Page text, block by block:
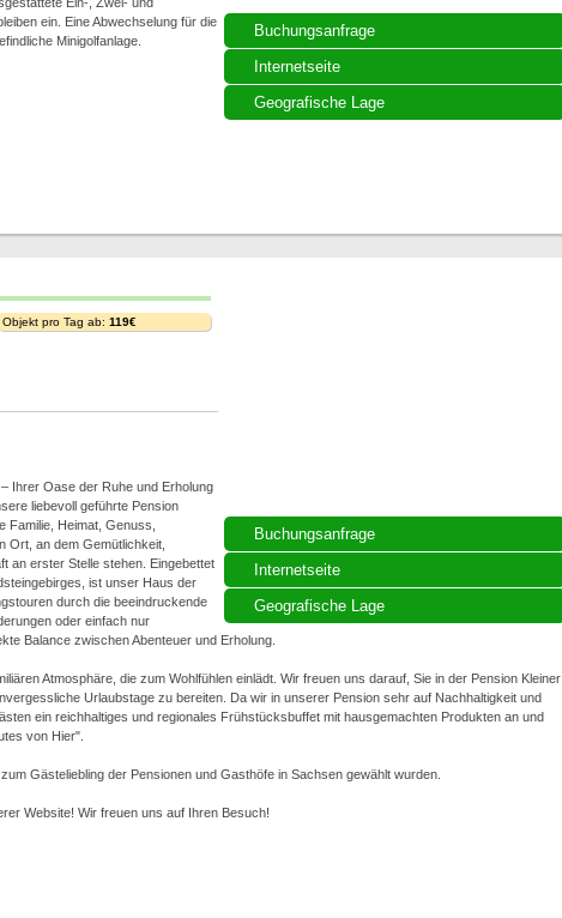
Buchungsanfrage
Internetseite
Geografische Lage
ein. Eine Abwechselung für die
Minigolfanlage.
Buchungsanfrage
Internetseite
Geografische Lage
Objekt pro Tag ab: 119€
Ihrer Oase der Ruhe und Erholung
liebevoll geführte Pension
Familie, Heimat, Genuss,
Ort, an dem Gemütlichkeit,
an erster Stelle stehen. Eingebettet
ist unser Haus der
durch die beeindruckende
oder einfach nur
Balance zwischen Abenteuer und Erholung.
Atmosphäre, die zum Wohlfühlen einlädt. Wir freuen uns darauf, Sie in der Pension Kleiner
Urlaubstage zu bereiten. Da wir in unserer Pension sehr auf Nachhaltigkeit und
ein reichhaltiges und regionales Frühstücksbuffet mit hausgemachten Produkten an und
von Hier".
Gästeliebling der Pensionen und Gasthöfe in Sachsen gewählt wurden.
Website! Wir freuen uns auf Ihren Besuch!